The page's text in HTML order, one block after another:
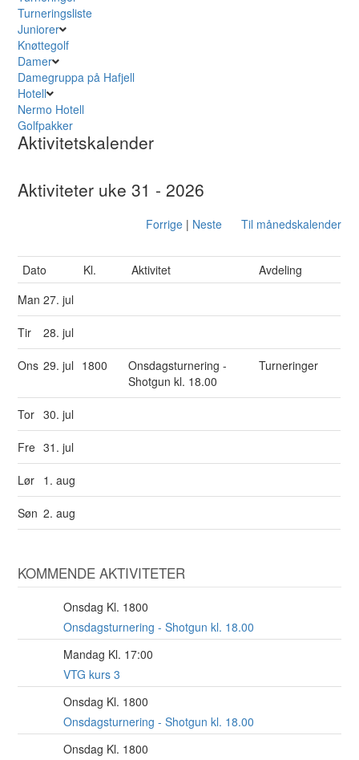
Turneringsliste
Juniorer
Knøttegolf
Damer
Damegruppa på Hafjell
Hotell
Nermo Hotell
Golfpakker
Aktivitetskalender
Aktiviteter uke 31 - 2026
Forrige| Neste Til månedskalender
Dato Kl. Aktivitet
Avdeling
Man27. jul
Tir 28. jul
Ons 29. jul 1800
Onsdagsturnering -
Shotgun kl. 18.00
Turneringer
Tor 30. jul
Fre 31. jul
Lør 1. aug
Søn 2. aug
KOMMENDE AKTIVITETER
Onsdag Kl. 1800
Onsdagsturnering - Shotgun kl. 18.00
Mandag Kl. 17:00
VTG kurs 3
Onsdag Kl. 1800
Onsdagsturnering - Shotgun kl. 18.00
Onsdag Kl. 1800